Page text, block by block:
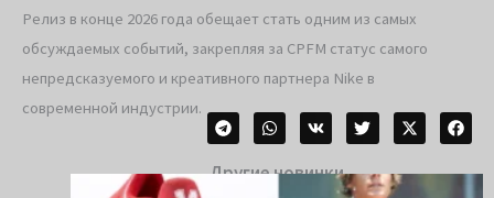
Релиз в конце 2026 года обещает стать одним из самых
обсуждаемых событий, закрепляя за CPFM статус самого
непредсказуемого и креативного партнера Nike в
современной индустрии.
Другие новинки